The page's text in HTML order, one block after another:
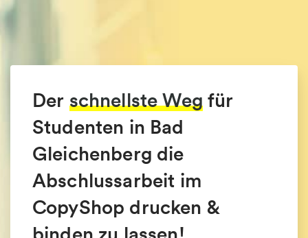
Der schnellste Wegfür
Studenten in Bad
Gleichenberg die
Abschlussarbeit im
CopyShop drucken &